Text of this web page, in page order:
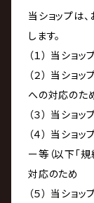
当ショップは
します。
（１） 当ショ
（２） 当ショ
への対応のた
（３） 当ショ
（４） 当ショ
ー等（以下「
対応のため
（５） 当ショ